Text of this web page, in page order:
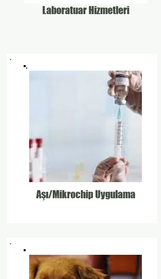
Laboratuar Hizmetleri
Aşı/Mikrochip Uygulama